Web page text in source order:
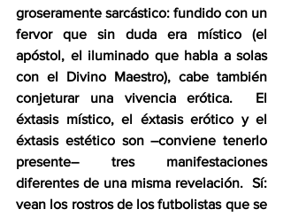
groseramente sarcástico: fundido con un
fervor que sin duda era místico (el
apóstol, el iluminado que habla a solas
con el Divino Maestro), cabe también
conjeturar una vivencia erótica.  El
éxtasis místico, el éxtasis erótico y el
éxtasis estético son –conviene tenerlo
presente– tres manifestaciones
diferentes de una misma revelación.  Sí:
vean los rostros de los futbolistas que se